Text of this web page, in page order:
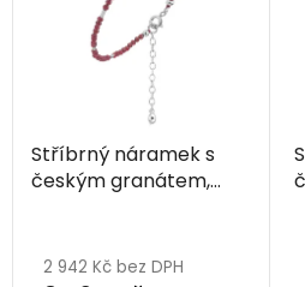
Stříbrný náramek s
českým granátem,
2 942 Kč bez DPH